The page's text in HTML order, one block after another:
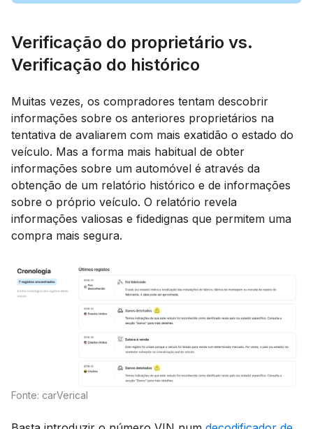
Verificação do proprietário vs.
Verificação do histórico
Muitas vezes, os compradores tentam descobrir
informações sobre os anteriores proprietários na
tentativa de avaliarem com mais exatidão o estado do
veículo. Mas a forma mais habitual de obter
informações sobre um automóvel é através da
obtenção de um relatório histórico e de informações
sobre o próprio veículo. O relatório revela
informações valiosas e fidedignas que permitem uma
compra mais segura.
Fonte: carVerical